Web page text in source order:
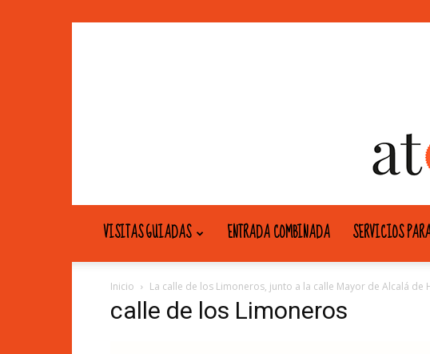
VISITAS GUIADAS ENTRADA COMBINADA SERVICIOS
Inicio La calle de los Limoneros, junto a la calle Mayor de Alcalá de
calle de los Limoneros